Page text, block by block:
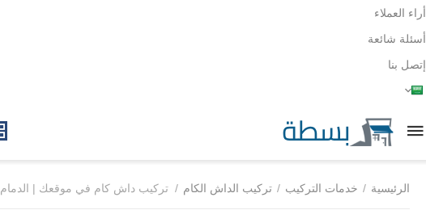
أراء العملاء
أسئلة شائعة
إتصل بنا
الرئيسية / خدمات التركيب / تركيب الداش الكام / تركيب داش كام في موقعك | الدمام